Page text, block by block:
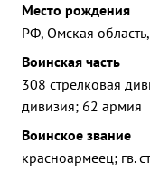
Место рождения
РФ, Омская
Воинская часть
308 стрелковая
дивизия; 62 армия
Воинское звание
красноармеец; гв.